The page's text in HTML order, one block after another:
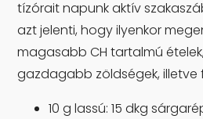
tízórait napunk aktív
azt jelenti, hogy ilyenkor
magasabb CH tartalmú
gazdagabb zöldségek, illetve
10 g lassú: 15 dkg